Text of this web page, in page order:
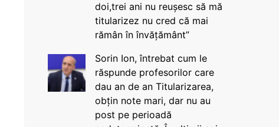
doi,trei ani nu reușesc să mă
titularizez nu cred că mai
rămân în învățământ”
Sorin Ion, întrebat cum le
răspunde profesorilor care
dau an de an Titularizarea,
obțin note mari, dar nu au
post pe perioadă